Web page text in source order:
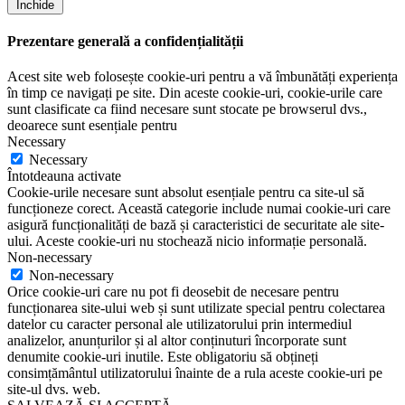
Închide
Prezentare generală a confidențialității
Acest site web folosește cookie-uri pentru a vă îmbunătăți experiența
în timp ce navigați pe site. Din aceste cookie-uri, cookie-urile care
sunt clasificate ca fiind necesare sunt stocate pe browserul dvs.,
deoarece sunt esențiale pentru
Necessary
Necessary
Întotdeauna activate
Cookie-urile necesare sunt absolut esențiale pentru ca site-ul să
funcționeze corect. Această categorie include numai cookie-uri care
asigură funcționalități de bază și caracteristici de securitate ale site-
ului. Aceste cookie-uri nu stochează nicio informație personală.
Non-necessary
Non-necessary
Orice cookie-uri care nu pot fi deosebit de necesare pentru
funcționarea site-ului web și sunt utilizate special pentru colectarea
datelor cu caracter personal ale utilizatorului prin intermediul
analizelor, anunțurilor și al altor conținuturi încorporate sunt
denumite cookie-uri inutile. Este obligatoriu să obțineți
consimțământul utilizatorului înainte de a rula aceste cookie-uri pe
site-ul dvs. web.